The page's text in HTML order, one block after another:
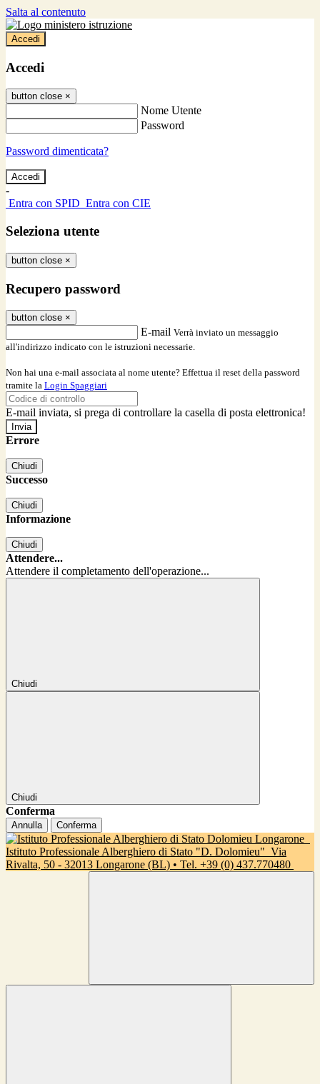
Salta al contenuto
Accedi
Accedi
button close ×
Nome Utente
Password
Password dimenticata?
-
Entra con SPID Entra con CIE
Seleziona utente
button close ×
Recupero password
button close ×
E-mail Verrà inviato un messaggio
all'indirizzo indicato con le istruzioni necessarie.
Non hai una e-mail associata al nome utente? Effettua il reset della password
tramite la Login Spaggiari
E-mail inviata, si prega di controllare la casella di posta elettronica!
Errore
Chiudi
Successo
Chiudi
Informazione
Chiudi
Attendere...
Attendere il completamento dell'operazione...
Chiudi
Chiudi
Conferma
Annulla Conferma
Istituto Professionale Alberghiero di Stato "D. Dolomieu" Via
Rivalta, 50 - 32013 Longarone (BL) • Tel. +39 (0) 437.770480